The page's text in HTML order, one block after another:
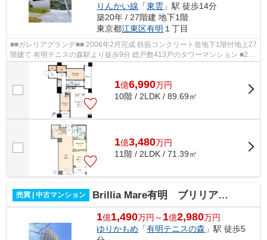
りんかい線 「東雲 」駅 徒歩14分
築20年 / 27階建 地下1階
東京都江東区有明 １丁目
■■ガレリアグランデ■■ 2006年2月完成 鉄筋コンクリート造地下1階付地上27
階建て 有明テニスの森駅より徒歩9分 総戸数413戸のタワーマンション ■24
時間有人管理 ■24時間遠隔管理シス...
1億6,990万円
10階 / 2LDK / 89.69㎡
1億3,480万円
11階 / 2LDK / 71.39㎡
売買 | 中古マンション Brillia Mare有明 ブリリアマーレ有明
1億1,490万円～ 1億2,980万円
ゆりかもめ 「有明テニスの森 」駅 徒歩5